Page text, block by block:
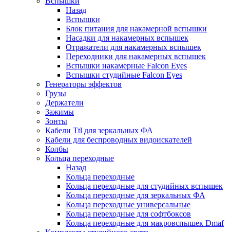
Назад
Вспышки
Блок питания для накамерной вспышки
Насадки для накамерных вспышек
Отражатели для накамерных вспышек
Переходники для накамерных вспышек
Вспышки накамерные Falcon Eyes
Вспышки студийные Falcon Eyes
Генераторы эффектов
Грузы
Держатели
Зажимы
Зонты
Кабели Ttl для зеркальных ФА
Кабели для беспроводных видоискателей
Колбы
Кольца переходные
Назад
Кольца переходные
Кольца переходные для студийных вспышек
Кольца переходные для зеркальных ФА
Кольца переходные универсальные
Кольца переходные для софтбоксов
Кольца переходные для макровспышек Dmaf